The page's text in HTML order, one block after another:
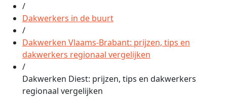
/
Dakwerkers in de buurt
/
Dakwerken Vlaams-Brabant: prijzen, tips en
dakwerkers regionaal vergelijken
/
Dakwerken Diest: prijzen, tips en dakwerkers
regionaal vergelijken